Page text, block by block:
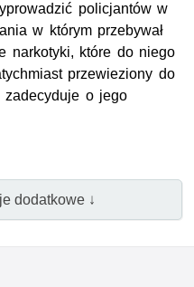
policjantów w
w którym przebywał
narkotyki, które do niego
przewieziony do
zadecyduje o jego
dodatkowe ↓